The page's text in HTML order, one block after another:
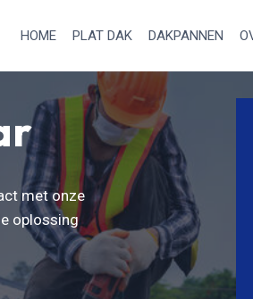
HOME PLAT DAK DAKPANNEN
met onze
oplossing